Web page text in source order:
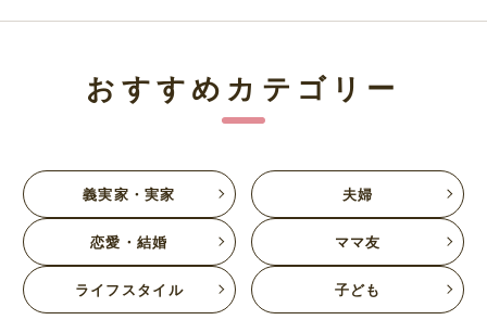
おすすめカテゴリー
義実家・実家 夫婦
恋愛・結婚 ママ友
ライフスタイル 子ども